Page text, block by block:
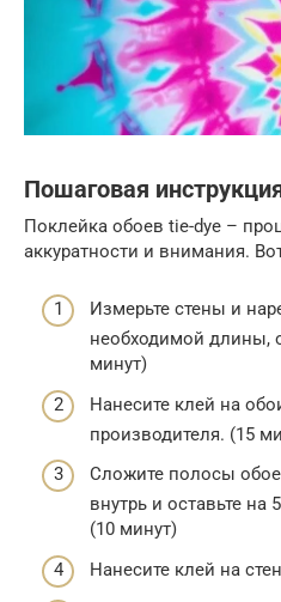
Пошаговая
Поклейка обоев tie-dye –
аккуратности и внимания.
Измерьте стены и
необходимой длины,
минут)
Нанесите клей на
производителя. (15
Сложите полосы
внутрь и оставьте на
(10 минут)
Нанесите клей на